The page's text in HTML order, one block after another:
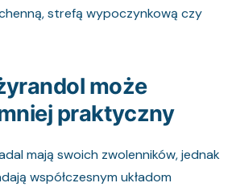
strefą wypoczynkową czy
może
praktyczny
mają swoich zwolenników, jednak
współczesnym układom